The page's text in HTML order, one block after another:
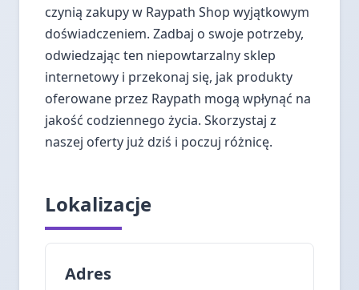
czynią zakupy w Raypath Shop wyjątkowym
doświadczeniem. Zadbaj o swoje potrzeby,
odwiedzając ten niepowtarzalny sklep
internetowy i przekonaj się, jak produkty
oferowane przez Raypath mogą wpłynąć na
jakość codziennego życia. Skorzystaj z
naszej oferty już dziś i poczuj różnicę.
Lokalizacje
Adres